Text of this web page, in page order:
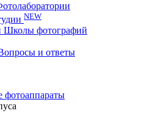
NEW
Школы фотографий
и ответы
фотоаппараты